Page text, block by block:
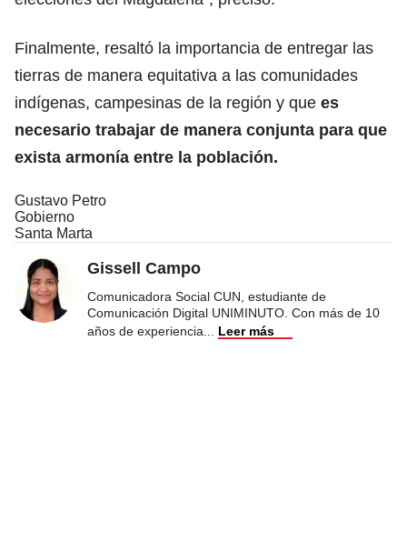
Finalmente, resaltó la importancia de entregar las
tierras de manera equitativa a las comunidades
indígenas, campesinas de la región y que es
necesario trabajar de manera conjunta para que
exista armonía entre la población.
Gustavo Petro
Gobierno
Santa Marta
Gissell Campo
Comunicadora Social CUN, estudiante de
Comunicación Digital UNIMINUTO. Con más de 10
años de experiencia
Leer más